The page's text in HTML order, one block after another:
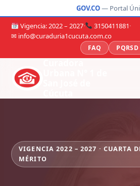
GOV.CO— Portal
Vigencia: 2022 – 2027· 3150411881·
✉ info@curaduria1cucuta.com.co
FAQ PQRSD
VIGENCIA 2022 – 2027 · CUARTA
MÉRITO